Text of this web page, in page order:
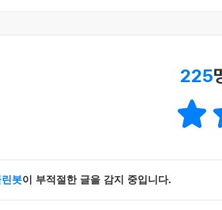
225
린봇이 부적절한 글을 감지 중입니다.